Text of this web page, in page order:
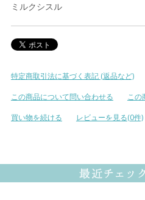
ミルクシスル
特定商取引法に基づく表記 (返品など)
この商品について問い合わせる
この
買い物を続ける
レビューを見る(0件)